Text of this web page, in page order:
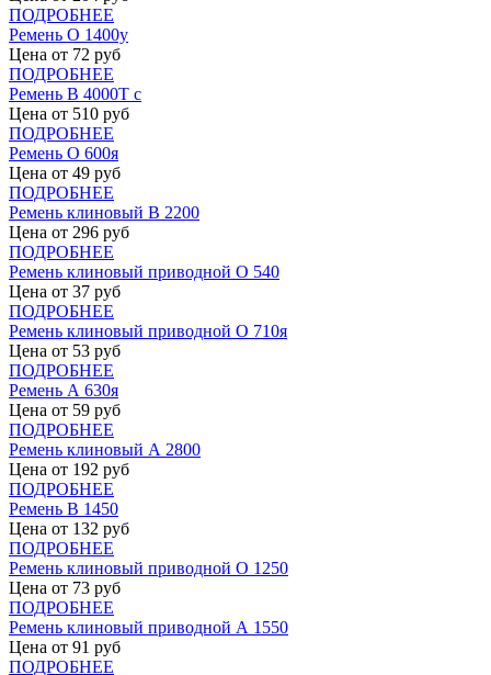
ПОДРОБНЕЕ
Ремень О 1400у
Цена от 72 руб
ПОДРОБНЕЕ
Ремень В 4000Т с
Цена от 510 руб
ПОДРОБНЕЕ
Ремень О 600я
Цена от 49 руб
ПОДРОБНЕЕ
Ремень клиновый В 2200
Цена от 296 руб
ПОДРОБНЕЕ
Ремень клиновый приводной О 540
Цена от 37 руб
ПОДРОБНЕЕ
Ремень клиновый приводной О 710я
Цена от 53 руб
ПОДРОБНЕЕ
Ремень А 630я
Цена от 59 руб
ПОДРОБНЕЕ
Ремень клиновый А 2800
Цена от 192 руб
ПОДРОБНЕЕ
Ремень В 1450
Цена от 132 руб
ПОДРОБНЕЕ
Ремень клиновый приводной О 1250
Цена от 73 руб
ПОДРОБНЕЕ
Ремень клиновый приводной А 1550
Цена от 91 руб
ПОДРОБНЕЕ